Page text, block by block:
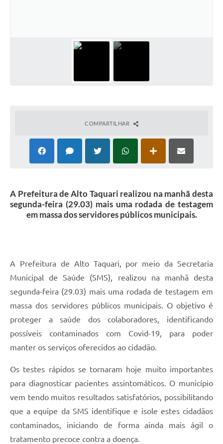
COMPARTILHAR
A Prefeitura de Alto Taquari realizou na manhã desta
segunda-feira (29.03) mais uma rodada de testagem
em massa dos servidores públicos municipais.
A Prefeitura de Alto Taquari, por meio da Secretaria
Municipal de Saúde (SMS), realizou na manhã desta
segunda-feira (29.03) mais uma rodada de testagem em
massa dos servidores públicos municipais. O objetivo é
proteger a saúde dos colaboradores, identificando
possíveis contaminados com Covid-19, para poder
manter os serviços oferecidos ao cidadão.
Os testes rápidos se tornaram hoje muito importantes
para diagnosticar pacientes assintomáticos. O município
vem tendo muitos resultados satisfatórios, possibilitando
que a equipe da SMS identifique e isole estes cidadãos
contaminados, iniciando de forma ainda mais ágil o
tratamento precoce contra a doença.